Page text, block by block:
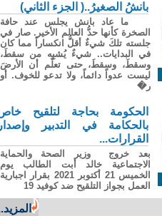
بانشُ الصغيرُ..( الجزء الثاني)
ما عاد بانش يجلس عند حافة
الصخرة كأنها حدُّ العالم الأخير. صار في
جلسته تلكَ شيءٌ أقلُّ انكساراً مما كان
في البدايات.. شيءٌ يُشبِه من سقطَ،
وسقطَ، وسقطَ، حتى تعلّم أن الأرضَ
ليست عدواً دائماً، ولا تدعو للخوف. أو
ر�
الحكومة بحاجة لتلقيح خاص
بالحكامة في التدبير وإصدار
القرارات...
بعد خروج وزير الصحة والحماية
الاجتماعية خالد أبت الطالب يوم
الخميس 21 أكتوبر 2021 بقرار اجبارية
العمل بجواز التلقيح ضد كوفيد 19
المزيد...